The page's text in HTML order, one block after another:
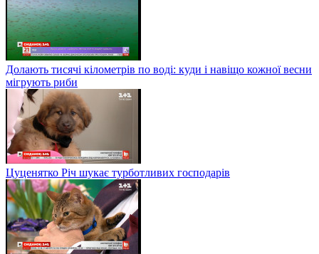
Долають тисячі кілометрів по воді: куди і навіщо кожної весни
мігрують риби
Цуценятко Річ шукає турботливих господарів